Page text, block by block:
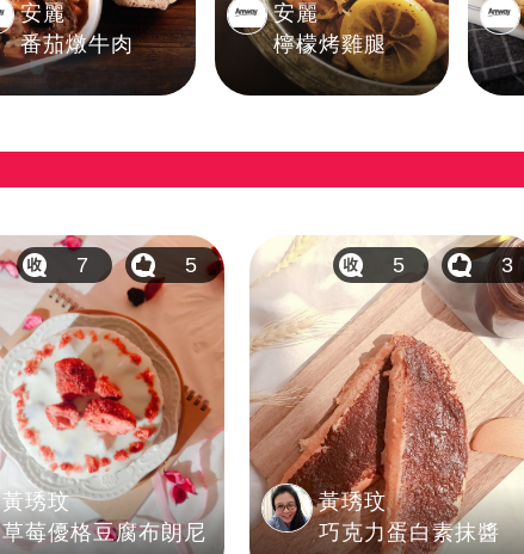
安麗
番茄燉牛肉
安麗
檸檬烤雞腿
黃琇玟
草莓優格豆腐布朗尼
7 5
黃琇玟
巧克力蛋白素抹醬
5 3